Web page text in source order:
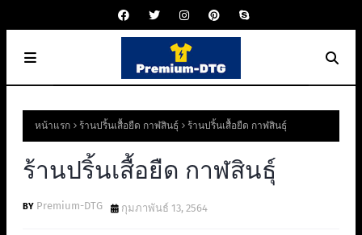
หน้าแรก ร้านปริ้นเสื้อยืด กาฬสินธุ์ ร้านปริ้นเสื้อยืด กาฬสินธุ์
ร้านปริ้นเสื้อยืด กาฬสินธุ์
Premium-DTG กุมภาพันธ์ 13, 2564